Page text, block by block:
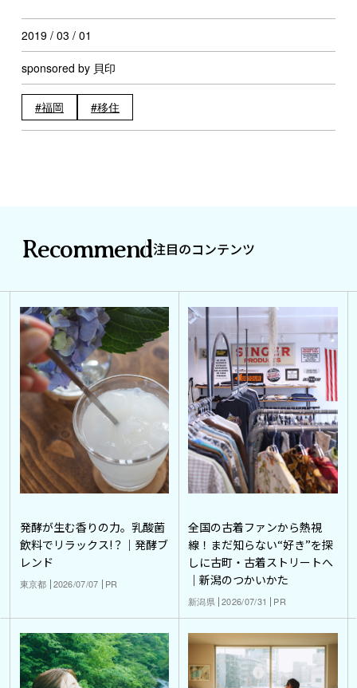
2019 / 03 / 01
sponsored by 貝印
福岡 移住
Recommend注目のコンテンツ
発酵が生む香りの力。乳酸菌
飲料でリラックス!？｜発酵ブ
レンド
東京都 2026/07/07 PR
全国の古着ファンから熱視
線！まだ知らない“好き”を探
しに古町・古着ストリートへ
｜新潟のつかいかた
新潟県 2026/07/31 PR